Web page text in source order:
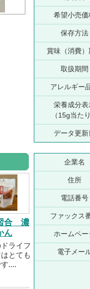
希望小売価
保存方法
賞味（消費）
取扱期間
アレルギー
栄養成分表
（15g当た
データ更新
合 濃
ん
ライフ
とても
....
企業名
住所
電話番号
ファックス
ホームペー
電子メー